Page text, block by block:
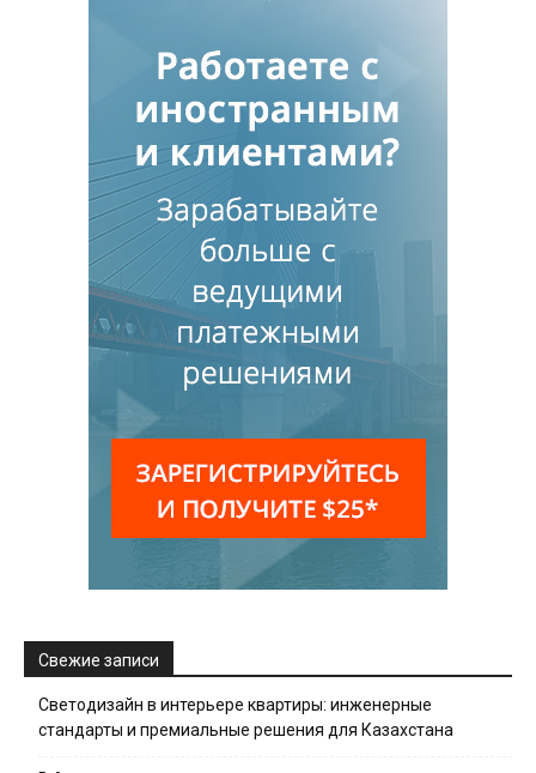
Свежие записи
Светодизайн в интерьере квартиры: инженерные
стандарты и премиальные решения для Казахстана